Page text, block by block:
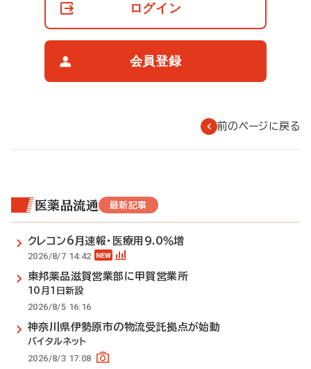
ログイン
会員登録
前のページに戻る
医薬品流通 最新記事
クレコン6月速報・医療用9.0％増
2026/8/7 14:42
東邦薬品滋賀営業部に甲賀営業所
10月1日新設
2026/8/5 16:16
神奈川県伊勢原市の物流受託拠点が始動
バイタルネット
2026/8/3 17:08